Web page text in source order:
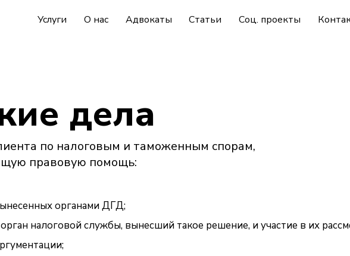
Услуги О нас Адвокаты Статьи Соц. проекты
дела
по налоговым и таможенным спорам,
правовую помощь:
органами ДГД;
налоговой службы, вынесший такое решение, и участие в их